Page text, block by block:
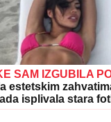
KOD
sve
SKOČIO U
Užas kod Bele
osveži i nije